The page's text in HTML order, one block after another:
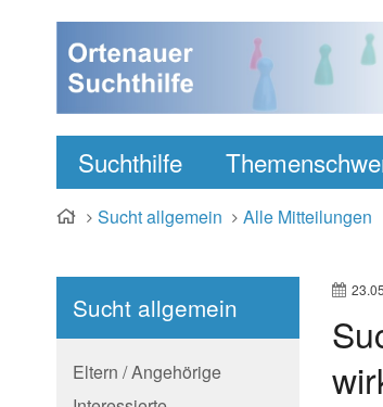
Suchthilfe
Sucht allgemein Alle Mitteilungen
Sucht allgemein
Eltern / Angehörige